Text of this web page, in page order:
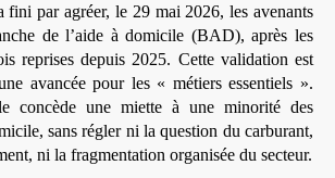
fini par agréer, le 29 mai 2026, les avenants
de l’aide à domicile (BAD), après les
reprises depuis 2025. Cette validation est
avancée pour les « métiers essentiels ».
concède une miette à une minorité des
sans régler ni la question du carburant,
ni la fragmentation organisée du secteur.